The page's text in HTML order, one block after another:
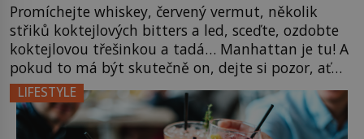
Promíchejte whiskey, červený vermut, několik
střiků koktejlových bitters a led, sceďte, ozdobte
koktejlovou třešinkou a tadá… Manhattan je tu! A
pokud to má být skutečně on, dejte si pozor, ať
místo klasické americké rye whiskey či klidně
bourbonu nepoužijete skotskou whisku. Co se
stane? Inu, koktejl bude stále skvělý, ale už to
LIFESTYLE